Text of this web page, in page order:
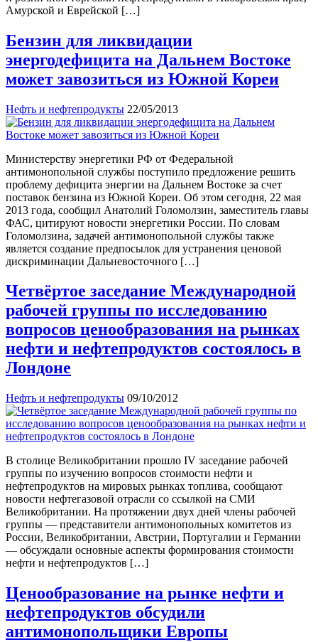
Амурской и Еврейской […]
Бензин для ликвидации
энергодефицита на Дальнем Востоке
может завозиться из Южной Кореи
Нефть и нефтепродукты 22/05/2013
Министерству энергетики РФ от Федеральной
антимонопольной службы поступило предложение решить
проблему дефицита энергии на Дальнем Востоке за счет
поставок бензина из Южной Кореи. Об этом сегодня, 22 мая
2013 года, сообщил Анатолий Голомолзин, заместитель главы
ФАС, цитируют новости энергетики России. По словам
Голомолзина, задачей антимонопольной службы также
является создание предпосылок для устранения ценовой
дискриминации Дальневосточного […]
Четвёртое заседание Международной
рабочей группы по исследованию
вопросов ценообразования на рынках
нефти и нефтепродуктов состоялось в
Лондоне
Нефть и нефтепродукты 09/10/2012
В столице Великобритании прошло IV заседание рабочей
группы по изучению вопросов стоимости нефти и
нефтепродуктов на мировых рынках топлива, сообщают
новости нефтегазовой отрасли со ссылкой на СМИ
Великобритании. На протяжении двух дней члены рабочей
группы — представители антимонопольных комитетов из
России, Великобритании, Австрии, Португалии и Германии
— обсуждали основные аспекты формирования стоимости
нефти и нефтепродуктов […]
Ценообразование на рынке нефти и
нефтепродуктов обсудили
антимонопольщики Европы